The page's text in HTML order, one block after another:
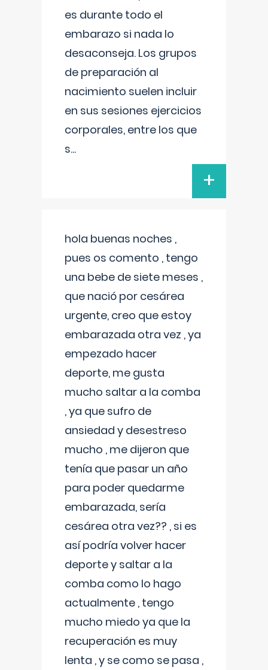
es durante todo el
embarazo si nada lo
desaconseja. Los grupos
de preparación al
nacimiento suelen incluir
en sus sesiones ejercicios
corporales, entre los que
s...
+
hola buenas noches ,
pues os comento , tengo
una bebe de siete meses ,
que nació por cesárea
urgente, creo que estoy
embarazada otra vez , ya
empezado hacer
deporte, me gusta
mucho saltar a la comba
, ya que sufro de
ansiedad y desestreso
mucho , me dijeron que
tenía que pasar un año
para poder quedarme
embarazada, sería
cesárea otra vez?? , si es
así podría volver hacer
deporte y saltar a la
comba como lo hago
actualmente , tengo
mucho miedo ya que la
recuperación es muy
lenta , y se como se pasa ,